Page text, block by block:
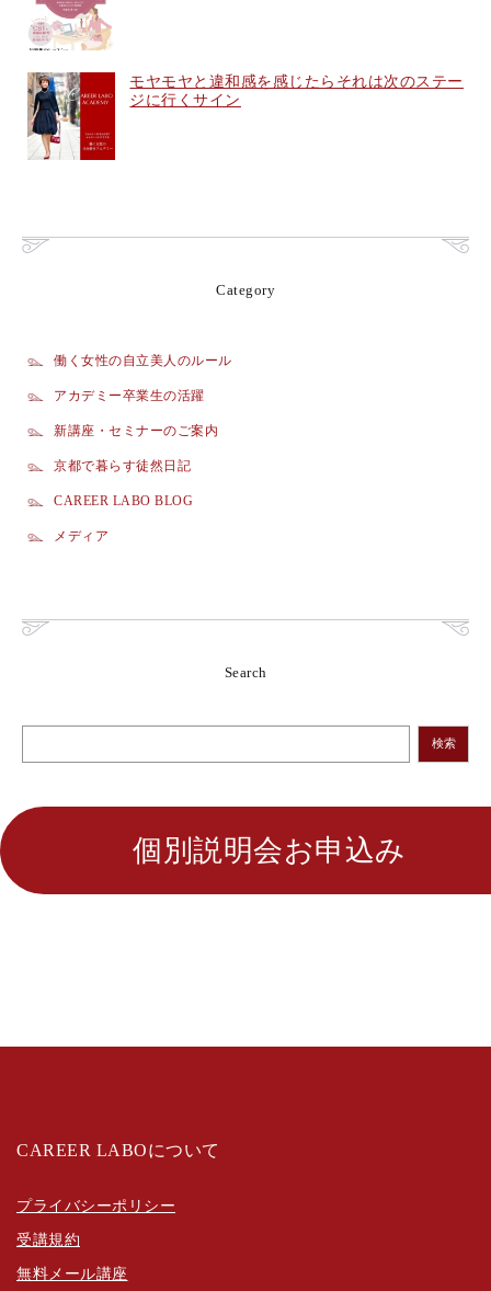
モヤモヤと違和感を感じたらそれは次のステー
ジに行くサイン
Category
働く女性の自立美人のルール
アカデミー卒業生の活躍
新講座・セミナーのご案内
京都で暮らす徒然日記
CAREER LABO BLOG
メディア
Search
検索
個別説明会お申込み
CAREER LABOについて
プライバシーポリシー
受講規約
無料メール講座